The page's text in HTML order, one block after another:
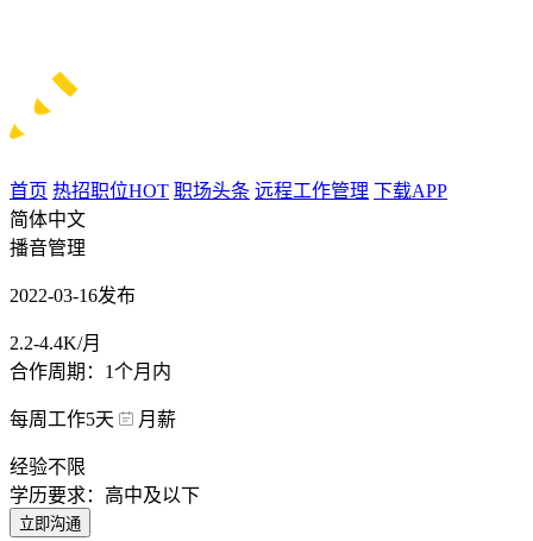
首页 热招职位HOT 职场头条 远程工作管理 下载APP
简体中文
播音管理
2022-03-16发布
2.2-4.4K/月
合作周期：1个月内
每周工作5天 月薪
经验不限
学历要求：高中及以下
立即沟通